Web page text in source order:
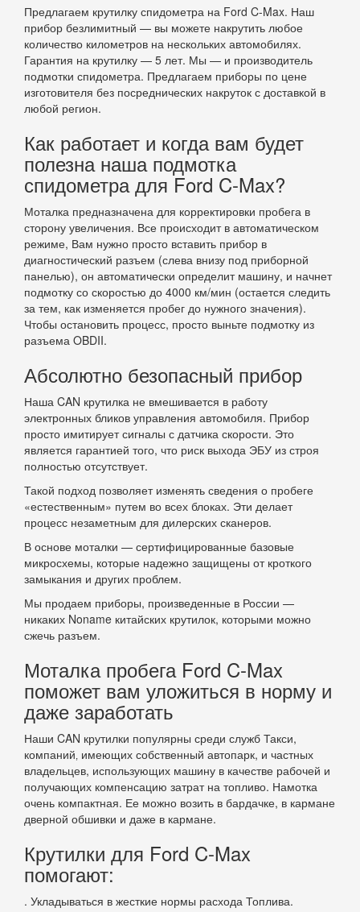
Предлагаем крутилку спидометра на Ford C-Max. Наш
прибор безлимитный — вы можете накрутить любое
количество километров на нескольких автомобилях.
Гарантия на крутилку — 5 лет. Мы — и производитель
подмотки спидометра. Предлагаем приборы по цене
изготовителя без посреднических накруток с доставкой в
любой регион.
Как работает и когда вам будет
полезна наша подмотка
спидометра для Ford C-Max?
Моталка предназначена для корректировки пробега в
сторону увеличения. Все происходит в автоматическом
режиме, Вам нужно просто вставить прибор в
диагностический разъем (слева внизу под приборной
панелью), он автоматически определит машину, и начнет
подмотку со скоростью до 4000 км/мин (остается следить
за тем, как изменяется пробег до нужного значения).
Чтобы остановить процесс, просто выньте подмотку из
разъема OBDII.
Абсолютно безопасный прибор
Наша CAN крутилка не вмешивается в работу
электронных бликов управления автомобиля. Прибор
просто имитирует сигналы с датчика скорости. Это
является гарантией того, что риск выхода ЭБУ из строя
полностью отсутствует.
Такой подход позволяет изменять сведения о пробеге
«естественным» путем во всех блоках. Эти делает
процесс незаметным для дилерских сканеров.
В основе моталки — сертифицированные базовые
микросхемы, которые надежно защищены от кроткого
замыкания и других проблем.
Мы продаем приборы, произведенные в России —
никаких Noname китайских крутилок, которыми можно
сжечь разъем.
Моталка пробега Ford C-Max
поможет вам уложиться в норму и
даже заработать
Наши CAN крутилки популярны среди служб Такси,
компаний‚ имеющих собственный автопарк, и частных
владельцев, использующих машину в качестве рабочей и
получающих компенсацию затрат на топливо. Намотка
очень компактная. Ее можно возить в бардачке, в кармане
дверной обшивки и даже в кармане.
Крутилки для Ford C-Max
помогают:
. Укладываться в жесткие нормы расхода Топлива.